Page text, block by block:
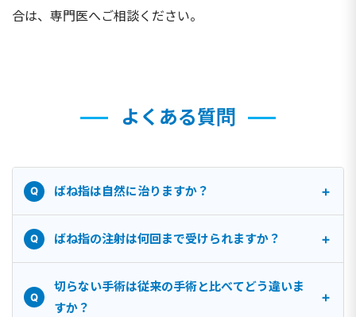
合は、専門医へご相談ください。
よくある質問
Q ばね指は自然に治りますか？ +
Q ばね指の注射は何回まで受けられますか？ +
Q
切らない手術は従来の手術と比べてどう違いま
すか？
+